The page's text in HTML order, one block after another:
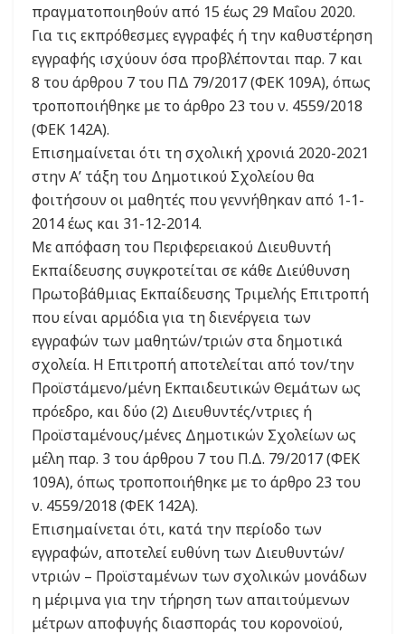
πραγματοποιηθούν από 15 έως 29 Μαΐου 2020.
Για τις εκπρόθεσμες εγγραφές ή την καθυστέρηση
εγγραφής ισχύουν όσα προβλέπονται παρ. 7 και
8 του άρθρου 7 του ΠΔ 79/2017 (ΦΕΚ 109Α), όπως
τροποποιήθηκε με το άρθρο 23 του ν. 4559/2018
(ΦΕΚ 142Α).
Επισημαίνεται ότι τη σχολική χρονιά 2020-2021
στην Α’ τάξη του Δημοτικού Σχολείου θα
φοιτήσουν οι μαθητές που γεννήθηκαν από 1-1-
2014 έως και 31-12-2014.
Με απόφαση του Περιφερειακού Διευθυντή
Εκπαίδευσης συγκροτείται σε κάθε Διεύθυνση
Πρωτοβάθμιας Εκπαίδευσης Τριμελής Επιτροπή
που είναι αρμόδια για τη διενέργεια των
εγγραφών των μαθητών/τριών στα δημοτικά
σχολεία. Η Επιτροπή αποτελείται από τον/την
Προϊστάμενο/μένη Εκπαιδευτικών Θεμάτων ως
πρόεδρο, και δύο (2) Διευθυντές/ντριες ή
Προϊσταμένους/μένες Δημοτικών Σχολείων ως
μέλη παρ. 3 του άρθρου 7 του Π.Δ. 79/2017 (ΦΕΚ
109Α), όπως τροποποιήθηκε με το άρθρο 23 του
ν. 4559/2018 (ΦΕΚ 142Α).
Επισημαίνεται ότι, κατά την περίοδο των
εγγραφών, αποτελεί ευθύνη των Διευθυντών/
ντριών – Προϊσταμένων των σχολικών μονάδων
η μέριμνα για την τήρηση των απαιτούμενων
μέτρων αποφυγής διασποράς του κορονοϊού,